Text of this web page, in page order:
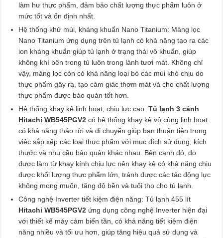
làm hư thực phẩm, đảm bảo chất lượng thực phẩm luôn ở
mức tốt và ổn định nhất.
Hệ thống khử mùi, kháng khuẩn Nano Titanium: Màng lọc
Nano Titanium ứng dụng trên tủ lạnh có khả năng tạo ra các
ion kháng khuẩn giúp tủ lạnh ở trạng thái vô khuẩn, giúp
không khí bên trong tủ luôn trong lành tươi mát. Không chỉ
vậy, màng lọc còn có khả năng loại bỏ các mùi khó chịu do
thực phẩm gây ra, tạo cảm giác thơm mát và cho chất lượng
thực phẩm được bảo quản tốt hơn.
Hệ thống khay kệ linh hoạt, chịu lực cao:Tủ lạnh 3 cánh
Hitachi WB545PGV2 có hệ thống khay kệ vô cùng linh hoạt
có khả năng tháo rời và di chuyển giúp bạn thuận tiện trong
việc sắp xếp các loại thực phẩm với mục đích sử dụng, kích
thước và nhu cầu bảo quản khác nhau. Bên cạnh đó, do
được làm từ khay kính chịu lực nên khay kệ có khả năng chịu
được khối lượng thực phẩm lớn, tránh được các tác động lực
không mong muốn, tăng độ bền và tuổi thọ cho tủ lạnh.
Công nghệ Inverter tiết kiệm điện năng: Tủ lạnh 455 lít
Hitachi WB545PGV2 ứng dụng công nghệ Inverter hiện đại
với thiết kế máy cảm biến tần, có khả năng tiết kiệm điện
năng nhiều và tối ưu hơn, giúp tăng hiệu quả sử dụng và